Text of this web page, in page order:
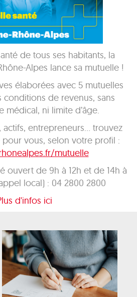
de tous ses habitants, la
Alpes lance sa mutuelle !
élaborées avec 5 mutuelles
conditions de revenus, sans
médical, ni limite d’âge.
actifs, entrepreneurs… trouvez
pour vous, selon votre profil :
mutuelle
de 9h à 12h et de 14h à
local) : 04 2800 2800
d'infos ici